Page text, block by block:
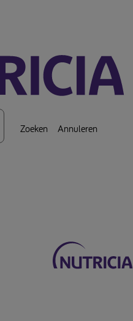
Zoeken
Annuleren